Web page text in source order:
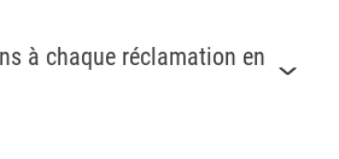
à chaque réclamation en